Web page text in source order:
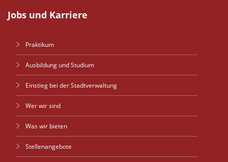
Jobs und Karriere
Praktikum
Ausbildung und Studium
Einstieg bei der Stadtverwaltung
Wer wir sind
Was wir bieten
Stellenangebote